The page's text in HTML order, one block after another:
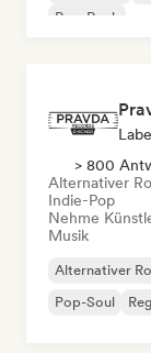
Pop-Rock
> 800
Alternativer
Indie-Pop
Nehme
Musik
Alternativer
Pop-Soul